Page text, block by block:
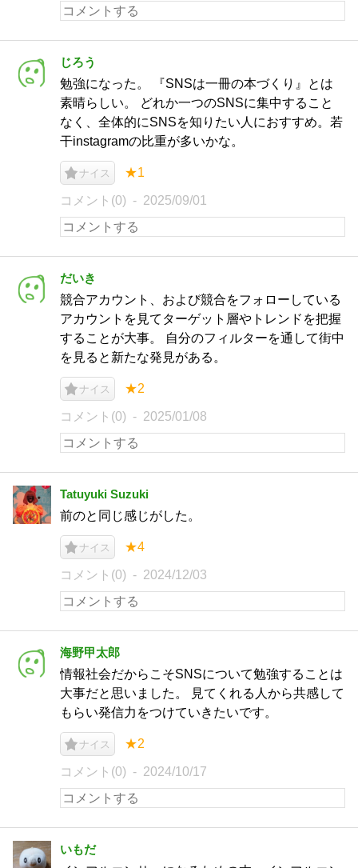
じろう
勉強になった。 『SNSは一冊の本づくり』とは
素晴らしい。 どれか一つのSNSに集中すること
なく、全体的にSNSを知りたい人におすすめ。若
干instagramの比重が多いかな。
ナイス ★1
コメント(0) 2025/09/01
だいき
競合アカウント、および競合をフォローしている
アカウントを見てターゲット層やトレンドを把握
することが大事。 自分のフィルターを通して街中
を見ると新たな発見がある。
ナイス ★2
コメント(0) 2025/01/08
Tatuyuki Suzuki
前のと同じ感じがした。
ナイス ★4
コメント(0) 2024/12/03
海野甲太郎
情報社会だからこそSNSについて勉強することは
大事だと思いました。 見てくれる人から共感して
もらい発信力をつけていきたいです。
ナイス ★2
コメント(0) 2024/10/17
いもだ